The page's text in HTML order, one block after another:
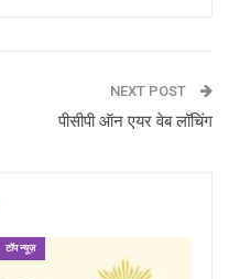
NEXT POST
पीसीपी ऑन एयर वेब लॉचिंग
टॉप न्यूज़